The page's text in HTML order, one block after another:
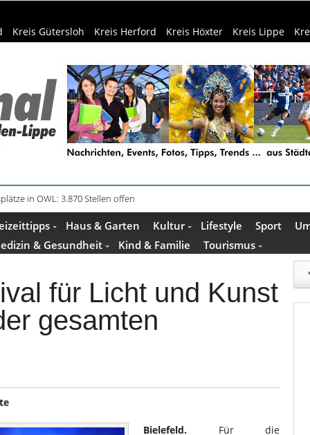
Kreis Gütersloh Kreis Herford Kreis Höxter Kreis Lippe
und Bad schont Ressourcen
Haus & Garten Kultur Lifestyle Sport
& Gesundheit
Kind & Familie Tourismus
für Licht und Kunst
gesamten
Bielefeld.
Für die